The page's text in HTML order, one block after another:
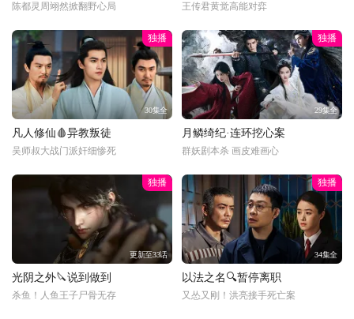
陈都灵周翊然掀翻野心局 王传君黄觉高能对弈
独播
30集全
凡人修仙🩸异教叛徒
吴师叔大战门派奸细惨死
独播
29集全
月鳞绮纪·连环挖心案
群妖剧本杀 画皮难画心
独播
更新至33话
光阴之外🔪说到做到
杀鱼！人鱼王子尸骨无存
独播
34集全
以法之名🔍暂停离职
又怂又刚！洪亮接手死亡案